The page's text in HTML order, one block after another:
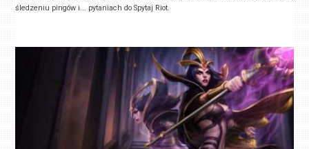
śledzeniu pingów i... pytaniach do Spytaj Riot.